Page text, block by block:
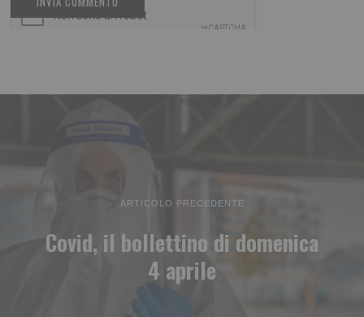
ARTICOLO PRECEDENTE
Covid, il bollettino di domenica
4 aprile